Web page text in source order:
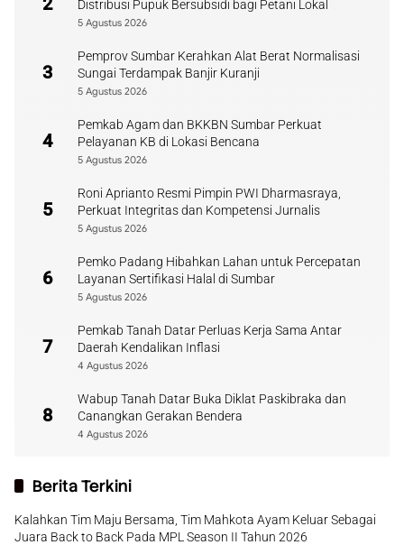
Distribusi Pupuk Bersubsidi bagi Petani Lokal
5 Agustus 2026
3
Pemprov Sumbar Kerahkan Alat Berat Normalisasi
Sungai Terdampak Banjir Kuranji
5 Agustus 2026
4
Pemkab Agam dan BKKBN Sumbar Perkuat
Pelayanan KB di Lokasi Bencana
5 Agustus 2026
5
Roni Aprianto Resmi Pimpin PWI Dharmasraya,
Perkuat Integritas dan Kompetensi Jurnalis
5 Agustus 2026
6
Pemko Padang Hibahkan Lahan untuk Percepatan
Layanan Sertifikasi Halal di Sumbar
5 Agustus 2026
7
Pemkab Tanah Datar Perluas Kerja Sama Antar
Daerah Kendalikan Inflasi
4 Agustus 2026
8
Wabup Tanah Datar Buka Diklat Paskibraka dan
Canangkan Gerakan Bendera
4 Agustus 2026
Berita Terkini
Kalahkan Tim Maju Bersama, Tim Mahkota Ayam Keluar Sebagai
Juara Back to Back Pada MPL Season II Tahun 2026